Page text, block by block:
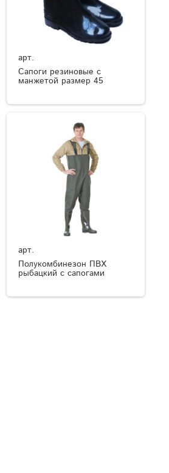
арт.
Сапоги резиновые с
манжетой размер 45
арт.
Полукомбинезон ПВХ
рыбацкий с сапогами